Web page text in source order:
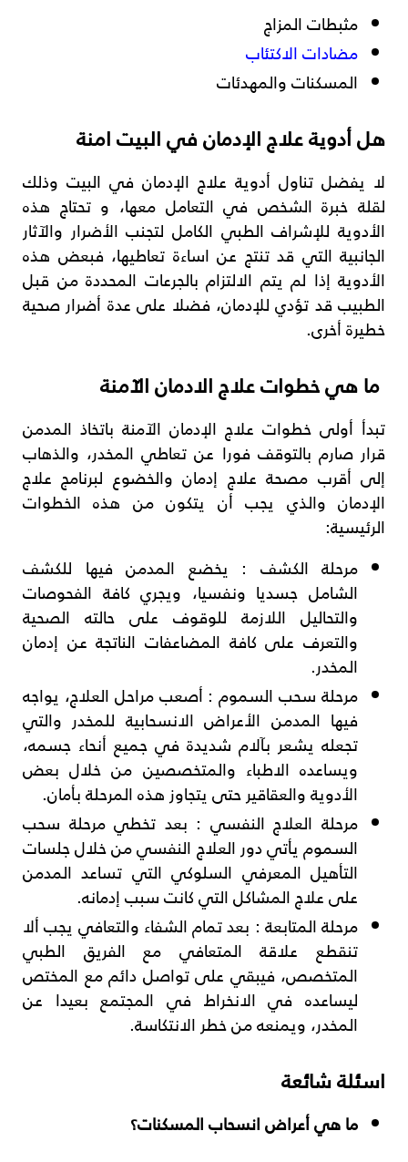
مثبطات المزاج
مضادات الاكتئاب
المسكنات والمهدئات
هل أدوية علاج الإدمان في البيت امنة
لا يفضل تناول أدوية علاج الإدمان في البيت وذلك
لقلة خبرة الشخص في التعامل معها، و تحتاج هذه
الأدوية للإشراف الطبي الكامل لتجنب الأضرار والآثار
الجانبية التي قد تنتج عن اساءة تعاطيها، فبعض هذه
الأدوية إذا لم يتم الالتزام بالجرعات المحددة من قبل
الطبيب قد تؤدي للإدمان، فضلا على عدة أضرار صحية
خطيرة أخرى.
ما هي خطوات علاج الادمان الآمنة
تبدأ أولى خطوات علاج الإدمان الآمنة باتخاذ المدمن
قرار صارم بالتوقف فورا عن تعاطي المخدر، والذهاب
إلى أقرب مصحة علاج إدمان والخضوع لبرنامج علاج
الإدمان والذي يجب أن يتكون من هذه الخطوات
الرئيسية:
مرحلة الكشف : يخضع المدمن فيها للكشف
الشامل جسديا ونفسيا، ويجري كافة الفحوصات
والتحاليل اللازمة للوقوف على حالته الصحية
والتعرف على كافة المضاعفات الناتجة عن إدمان
المخدر.
مرحلة سحب السموم: أصعب مراحل العلاج، يواجه
فيها المدمن الأعراض الانسحابية للمخدر والتي
تجعله يشعر بآلام شديدة في جميع أنحاء جسمه،
ويساعده الاطباء والمتخصصين من خلال بعض
الأدوية والعقاقير حتى يتجاوز هذه المرحلة بأمان.
مرحلة العلاج النفسي : بعد تخطي مرحلة سحب
السموم يأتي دور العلاج النفسي من خلال جلسات
التأهيل المعرفي السلوكي التي تساعد المدمن
على علاج المشاكل التي كانت سبب إدمانه.
مرحلة المتابعة : بعد تمام الشفاء والتعافي يجب ألا
تنقطع علاقة المتعافي مع الفريق الطبي
المتخصص، فيبقي على تواصل دائم مع المختص
ليساعده في الانخراط في المجتمع بعيدا عن
المخدر، ويمنعه من خطر الانتكاسة.
اسئلة شائعة
ما هي أعراض انسحاب المسكنات؟